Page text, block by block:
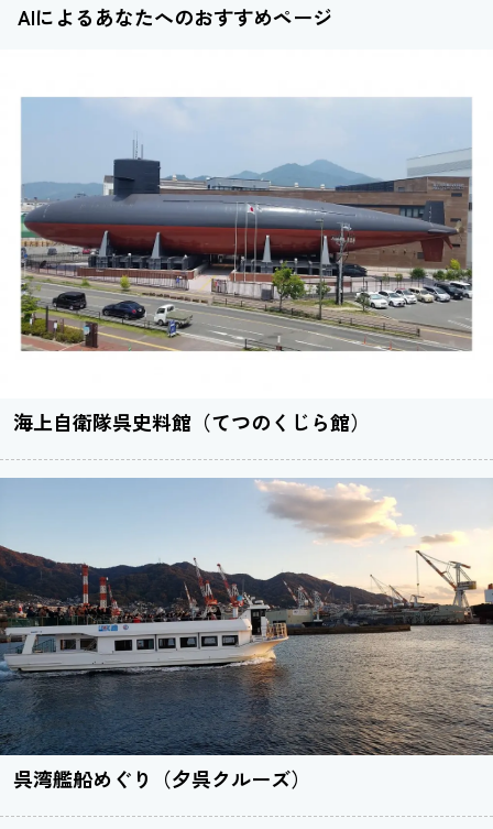
AIによるあなたへのおすすめページ
海上自衛隊呉史料館（てつのくじら館）
呉湾艦船めぐり（夕呉クルーズ）